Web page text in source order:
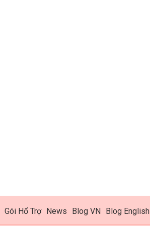
Gói Hổ Trợ News Blog VN Blog English